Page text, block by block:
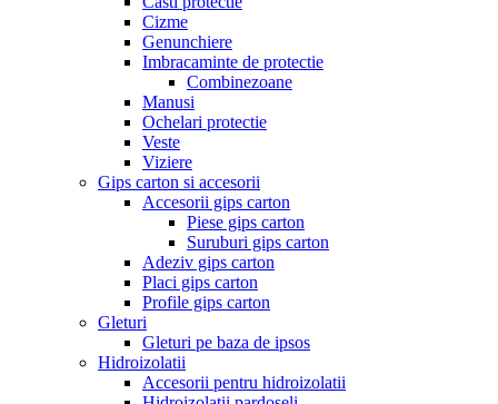
Cizme
Genunchiere
Imbracaminte de protectie
Combinezoane
Manusi
Ochelari protectie
Veste
Viziere
Gips carton si accesorii
Accesorii gips carton
Piese gips carton
Suruburi gips carton
Adeziv gips carton
Placi gips carton
Profile gips carton
Gleturi
Gleturi pe baza de ipsos
Hidroizolatii
Accesorii pentru hidroizolatii